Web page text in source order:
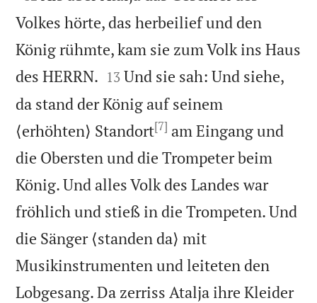
Volkes hörte, das herbeilief und den
König rühmte, kam sie zum Volk ins Haus
des HERRN. 

13 Und sie sah: Und siehe,
da stand der König auf seinem
⟨erhöhten⟩ Standort[7] am Eingang und
die Obersten und die Trompeter beim
König. Und alles Volk des Landes war
fröhlich und stieß in die Trompeten. Und
die Sänger ⟨standen da⟩ mit
Musikinstrumenten und leiteten den
Lobgesang. Da zerriss Atalja ihre Kleider